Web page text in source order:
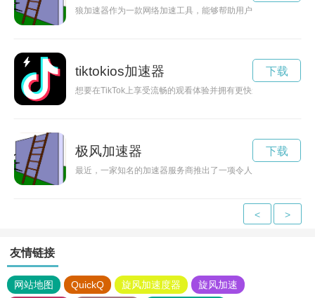
狼加速器作为一款网络加速工具，能够帮助用户快速稳定地访
tiktokios加速器
想要在TikTok上享受流畅的观看体验并拥有更快速的内容加载
下载
极风加速器
最近，一家知名的加速器服务商推出了一项令人振奋的政策：
下载
< >
友情链接
网站地图 QuickQ 旋风加速度器
旋风加速